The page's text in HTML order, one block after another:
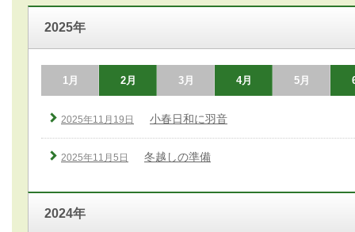
2025年
1月 2月 3月 4月 5月
2025年11月19日 小春日和に羽音
2025年11月5日 冬越しの準備
2024年